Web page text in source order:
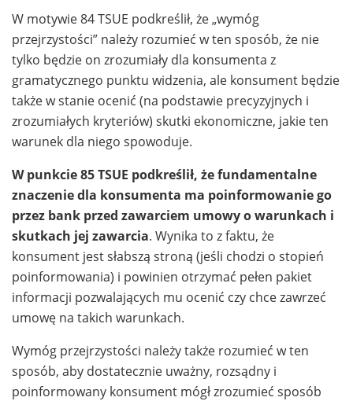
W motywie 84 TSUE podkreślił, że „wymóg
przejrzystości” należy rozumieć w ten sposób, że nie
tylko będzie on zrozumiały dla konsumenta z
gramatycznego punktu widzenia, ale konsument będzie
także w stanie ocenić (na podstawie precyzyjnych i
zrozumiałych kryteriów) skutki ekonomiczne, jakie ten
warunek dla niego spowoduje.
W punkcie 85 TSUE podkreślił, że fundamentalne
znaczenie dla konsumenta ma poinformowanie go
przez bank przed zawarciem umowy o warunkach i
skutkach jej zawarcia. Wynika to z faktu, że
konsument jest słabszą stroną (jeśli chodzi o stopień
poinformowania) i powinien otrzymać pełen pakiet
informacji pozwalających mu ocenić czy chce zawrzeć
umowę na takich warunkach.
Wymóg przejrzystości należy także rozumieć w ten
sposób, aby dostatecznie uważny, rozsądny i
poinformowany konsument mógł zrozumieć sposób